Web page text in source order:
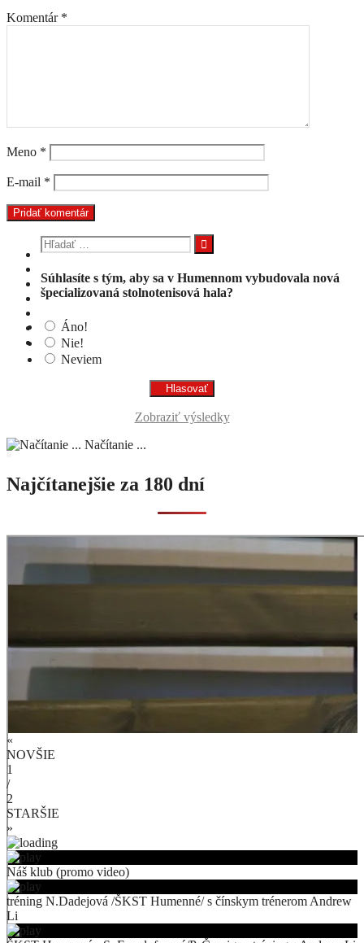
Komentár *
Meno *
E-mail *
Hľadať:
Súhlasíte s tým, aby sa v Humennom vybudovala nová
špecializovaná stolnotenisová hala?
Áno!
Nie!
Neviem
Zobraziť výsledky
Načítanie ...
Najčítanejšie za 180 dní
«
NOVŠIE
1
/
2
STARŠIE
»
Náš klub (promo video)
tréning N.Dadejová /ŠKST Humenné/ s čínskym trénerom Andrew
Li